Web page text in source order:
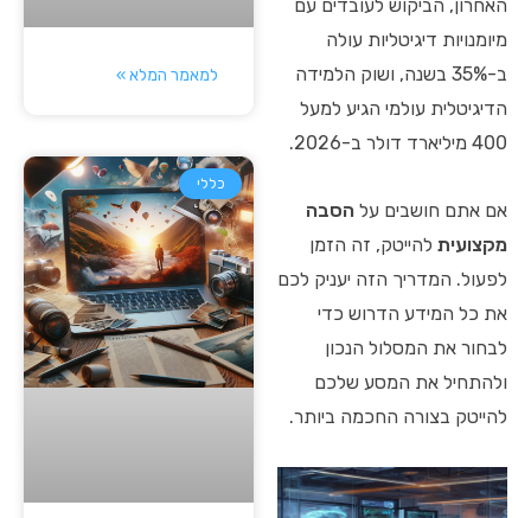
האחרון, הביקוש לעובדים עם
מיומנויות דיגיטליות עולה
ב-35% בשנה, ושוק הלמידה
הדיגיטלית עולמי הגיע למעל
400 מיליארד דולר ב-2026.
אם אתם חושבים על הסבה
מקצועית להייטק, זה הזמן
לפעול. המדריך הזה יעניק לכם
את כל המידע הדרוש כדי
לבחור את המסלול הנכון
ולהתחיל את המסע שלכם
להייטק בצורה החכמה ביותר.
למאמר המלא »
כללי